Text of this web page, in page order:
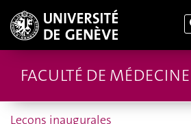
FACULTÉ DE MÉDECINE
Leçons inaugurales